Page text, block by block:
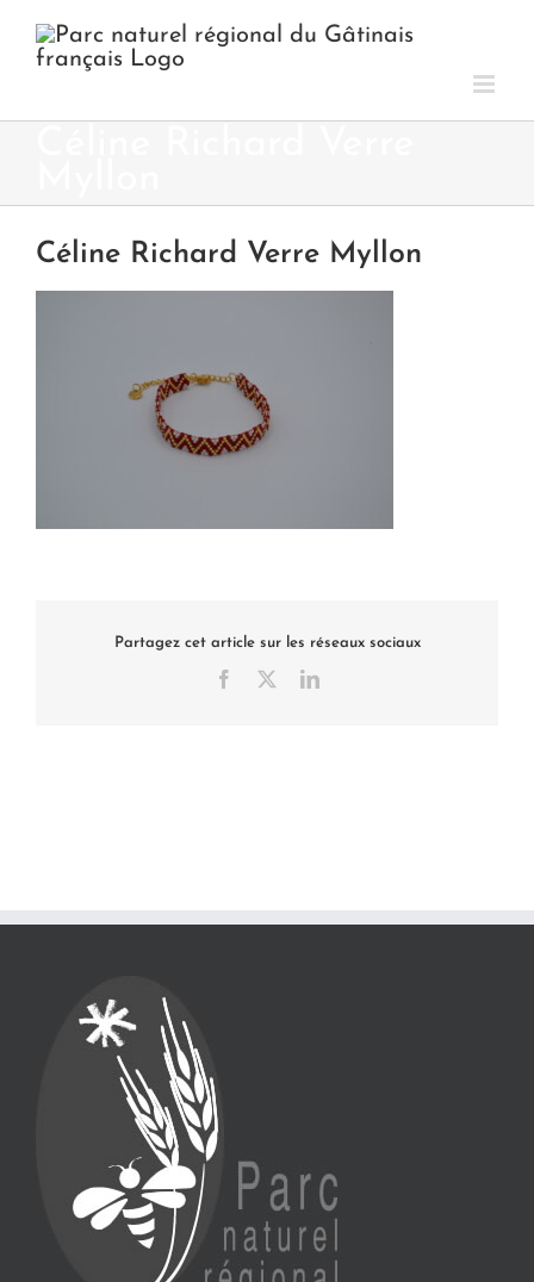
contenu
Céline Richard Verre Myllon
Partagez cet article sur les réseaux sociaux
Facebook LinkedIn